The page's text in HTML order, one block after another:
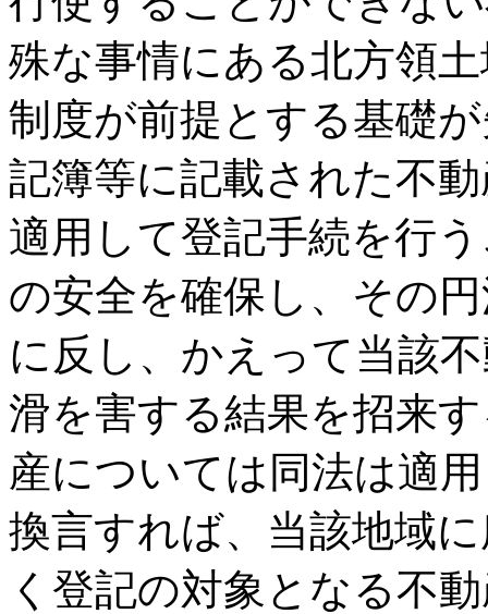
殊な事情にある北方領
制度が前提とする基礎
記簿等に記載された不
適用して登記手続を行
の安全を確保し、その
に反し、かえって当該
滑を害する結果を招来
産については同法は適
換言すれば、当該地域
く登記の対象となる不